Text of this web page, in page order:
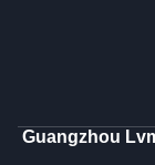
Guangzhou